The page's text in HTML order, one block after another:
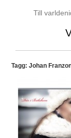
Till
Tagg: Johan